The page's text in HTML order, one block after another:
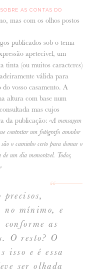
AS CONTAS DO
mas com os olhos postos
publicados sob o tema
apetecível, um
tinta (ou muitos caracteres)
válida para
do vosso casamento. A
altura com base num
mas cujos
da publicação: «A mensagem
contratar um fotógrafo amador
o caminho certo para domar o
um dia memorável. Todos,
no mínimo, e
as
O resto? O
isso e é essa
ser olhada